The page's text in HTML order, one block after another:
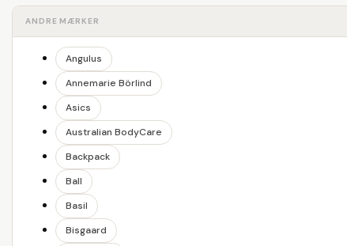
ANDRE MÆRKER
Angulus
Annemarie Börlind
Asics
Australian BodyCare
Backpack
Ball
Basil
Bisgaard